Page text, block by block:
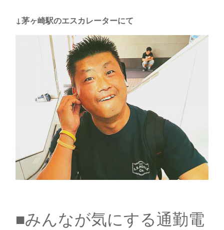
↓茅ヶ崎駅のエスカレーターにて
■みんなが気にする通勤電